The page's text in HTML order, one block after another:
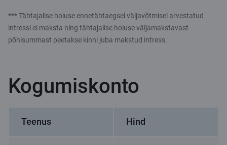
*** Tähtajalise hoiuse ennetähtaegsel väljavõtmisel arvestatud
intressi ei maksta ning tähtajalise hoiuse väljamakstavast
põhisummast peetakse kinni juba makstud intress.
Kogumiskonto
Teenus Hind